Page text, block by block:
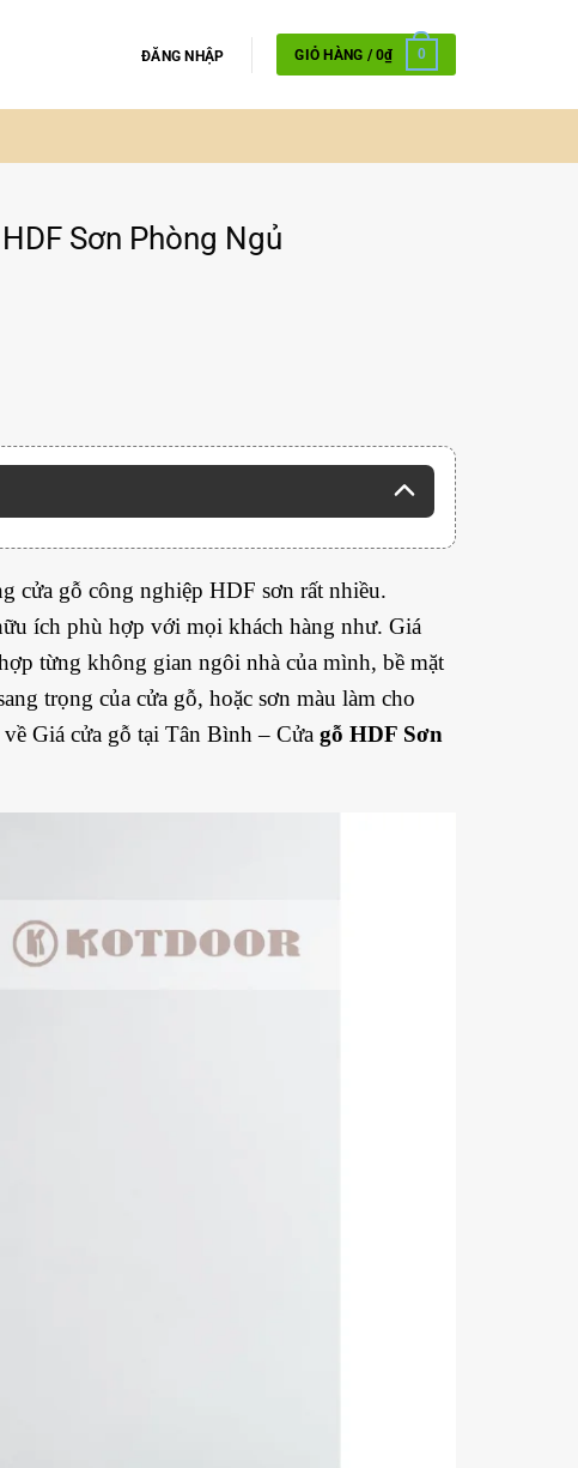
ĐĂNG NHẬP GIỎ HÀNG /0₫ 0
Sơn Phòng Ngủ
cửa gỗ công nghiệp HDF sơn rất nhiều.
ích phù hợp với mọi khách hàng như. Giá
từng không gian ngôi nhà của mình, bề mặt
trọng của cửa gỗ, hoặc sơn màu làm cho
Giá cửa gỗ tại Tân Bình – Cửa gỗ HDF Sơn